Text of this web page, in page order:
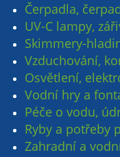
Čerpadla,
UV-C lampy,
Skimmery-
Vzduchování,
Osvětlení,
Vodní hry a
Péče o vodu,
Ryby a potřeby
Zahradní a